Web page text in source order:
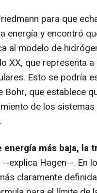
para que
energía y encontró
al modelo de
XX, que representa
Esto se podría
Bohr, que establece
de los
energía más baja, la
--explica Hagen--. En
claramente